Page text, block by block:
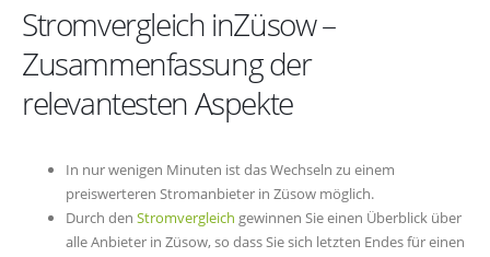
Stromvergleich inZüsow –
Zusammenfassung der
relevantesten Aspekte
In nur wenigen Minuten ist das Wechseln zu einem
preiswerteren Stromanbieter in Züsow möglich.
Durch den Stromvergleich gewinnen Sie einen Überblick über
alle Anbieter in Züsow, so dass Sie sich letzten Endes für einen